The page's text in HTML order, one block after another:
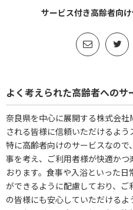
サービス付き高齢者向
よく考えられた高齢者へのサ
奈良県を中心に展開する株式会
される皆様に信頼いただけるよう
特に高齢者向けのサービスなの
事を考え、ご利用者様が快適か
おります。食事や入浴といった
ができるように配慮しており、
の皆様にも安心していただける